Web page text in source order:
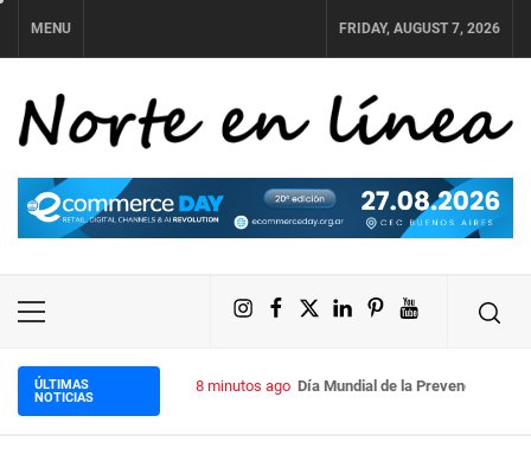
Skip
to
content
MENU FRIDAY, AUGUST 7, 2026
NORTE EN LÍNEA
Primary
Instagram
Facebook
X LinkedIn
PinterestYouTube
ÚLTIMAS
NOTICIAS
8 minutos ago Día Mundial de la Prevención de